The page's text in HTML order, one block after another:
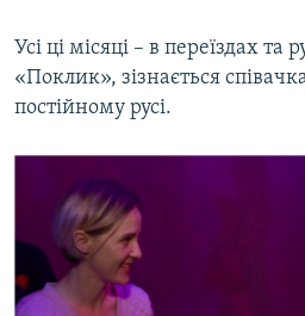
Усі ці місяці – в переїздах та
«Поклик», зізнається
постійному русі.